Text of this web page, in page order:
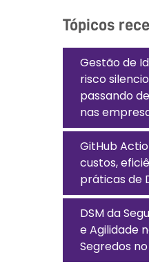
Tópicos
Gestão de
risco
passando
nas
GitHub
custos,
práticas de
DSM da
e Agilidade
Segredos